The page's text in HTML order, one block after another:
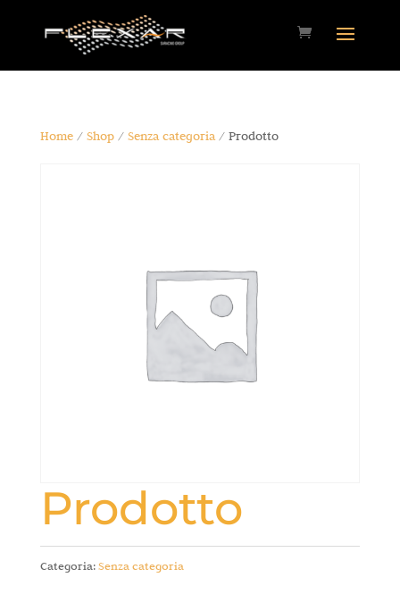
Home/ Shop/ Senza categoria/ Prodotto
Prodotto
Categoria:Senza categoria